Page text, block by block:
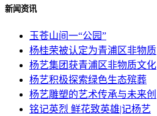
新闻资讯
玉苍山间一“公园”
杨桂荣被认定为青浦区非物质
杨艺集团获青浦区非物质文化
杨艺积极探索绿色生态殡葬
杨艺雕塑的艺术传承与未来创
铭记英烈 鲜花致英雄|记杨艺